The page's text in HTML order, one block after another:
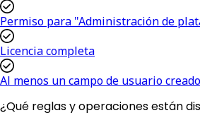
Permiso para "Administración de
Licencia completa
Al menos un campo de usuario creado
¿Qué reglas y operaciones están